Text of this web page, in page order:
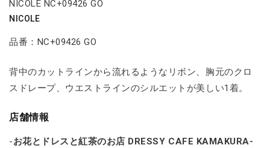
NICOLE NC+09426 GO
NICOLE
品番：NC+09426 GO
背中のカットラインから流れるようなリボン、胸元のクロ
スドレープ、ウエストラインのシルエットが美しい1着。
店舗情報
-お花とドレスと紅茶のお店 DRESSY CAFE KAMAKURA-